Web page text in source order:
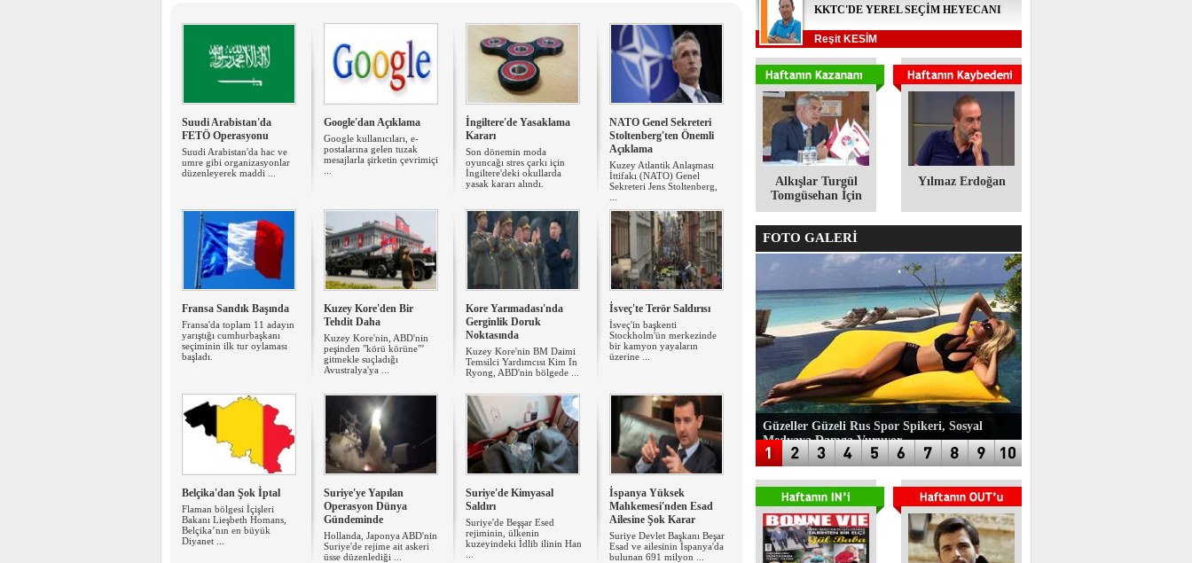
Suudi Arabistan'da
FETÖ Operasyonu
Suudi Arabistan'da hac ve
umre gibi organizasyonlar
düzenleyerek maddi ...
Google'dan Açıklama
Google kullanıcıları, e-
postalarına gelen tuzak
mesajlarla şirketin çevrimiçi
İngiltere'de Yasaklama
Kararı
Son dönemin moda
oyuncağı stres çarkı için
İngiltere'deki okullarda
yasak kararı alındı.
NATO Genel Sekreteri
Stoltenberg'ten Önemli
Açıklama
Kuzey Atlantik Anlaşması
İttifakı (NATO) Genel
Sekreteri Jens Stoltenberg,
Fransa Sandık Başında
Fransa'da toplam 11 adayın
yarıştığı cumhurbaşkanı
seçiminin ilk tur oylaması
başladı.
Kuzey Kore'den Bir
Tehdit Daha
Kuzey Kore'nin, ABD'nin
peşinden "körü körüne"’
gitmekle suçladığı
Avustralya'ya ...
Kore Yarımadası'nda
Gerginlik Doruk
Noktasında
Kuzey Kore'nin BM Daimi
Temsilci Yardımcısı Kim In
Ryong, ABD'nin bölgede ...
İsveç'te Terör Saldırısı
İsveç'in başkenti
Stockholm'ün merkezinde
bir kamyon yayaların
üzerine ...
Belçika'dan Şok İptal
Flaman bölgesi İçişleri
Bakanı Lieşbeth Homans,
Belçika’nın en büyük
Diyanet ...
Suriye'ye Yapılan
Operasyon Dünya
Gündeminde
Hollanda, Japonya ABD'nin
Suriye'de rejime ait askeri
üsse düzenlediği ...
Suriye'de Kimyasal
Saldırı
Suriye'de Beşşar Esed
rejiminin, ülkenin
kuzeyindeki İdlib ilinin Han
İspanya Yüksek
Mahkemesi'nden Esad
Ailesine Şok Karar
Suriye Devlet Başkanı Beşar
Esad ve ailesinin İspanya'da
bulunan 691 milyon ...
KKTC'DE YEREL SEÇİM HEYECANI
Reşit KESİM
Alkışlar Turgül
Tomgüsehan İçin
Yılmaz Erdoğan
FOTO GALERİ
Güzeller Güzeli Rus Spor Spikeri, Sosyal
Medyaya Damga Vuruyor